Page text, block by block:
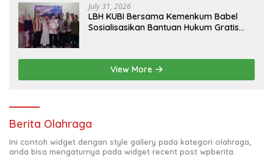
July 31, 2026
LBH KUBI Bersama Kemenkum Babel
Sosialisasikan Bantuan Hukum Gratis
View More
Berita Olahraga
Ini contoh widget dengan style gallery pada kategori olahraga,
anda bisa mengaturnya pada widget recent post wpberita.